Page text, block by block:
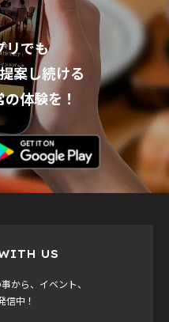
リでも
案し続ける
体験を！
US
から、イベント、
信中！